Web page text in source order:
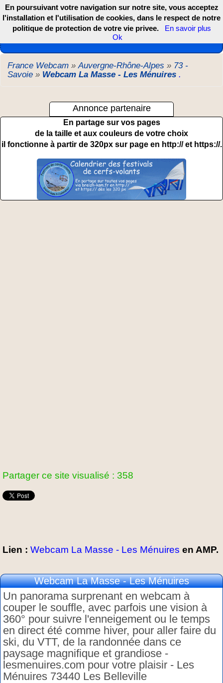
Les webcams de France, DOM TOM et COM
France Webcam »Auvergne-Rhône-Alpes » 73 -
Savoie » Webcam La Masse - Les Ménuires .
Annonce partenaire
En partage sur vos pages
de la taille et aux couleurs de votre choix
il fonctionne à partir de 320px sur page en http:// et https://.
Partager ce site visualisé : 358
Lien : Webcam La Masse - Les Ménuires en AMP.
Webcam La Masse - Les Ménuires
Un panorama surprenant en webcam à
couper le souffle, avec parfois une vision à
360° pour suivre l'enneigement ou le temps
en direct été comme hiver, pour aller faire du
ski, du VTT, de la randonnée dans ce
paysage magnifique et grandiose -
lesmenuires.com pour votre plaisir - Les
Ménuires 73440 Les Belleville
En poursuivant votre navigation sur notre site, vous acceptez
l'installation et l'utilisation de cookies, dans le respect de notre
politique de protection de votre vie privee.
En savoir plus
Ok